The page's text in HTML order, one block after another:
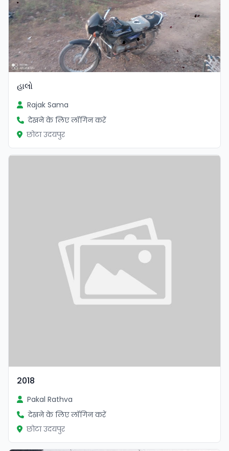
હાલો
Rajak Sama
देखने के लिए लॉगिन करें
छोटा उदयपुर
2018
Pakal Rathva
देखने के लिए लॉगिन करें
छोटा उदयपुर